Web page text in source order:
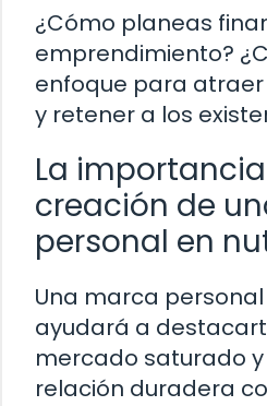
¿Cómo planeas
emprendimiento?
enfoque para
y retener a los
La
creación de
personal en
Una marca
ayudará a
mercado saturado
relación duradera